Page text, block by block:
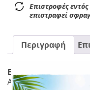
Επιστροφές
επιστραφεί
Περιγραφή
Εκτυπωτής τσέπης
Αποτυπώστε τη